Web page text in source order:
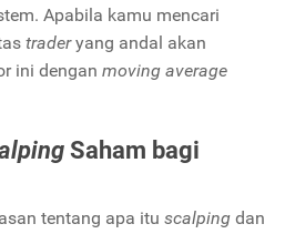
Apabila kamu mencari
traderyang andal akan
ini dengan moving average
Saham bagi
tentang apa itu scalping dan